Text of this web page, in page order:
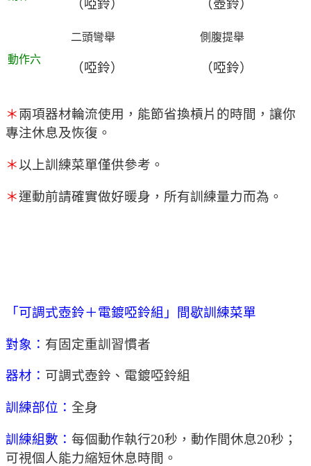
（啞鈴） （壺鈴）
動作六
二頭彎舉
（啞鈴）
側腹提舉
（啞鈴）
＊兩項器材輪流使用，能節省換槓片的時間，讓你
專注休息及恢復。
＊以上訓練菜單僅供參考。
＊運動前請確實做好暖身，所有訓練量力而為。
「可調式壺鈴＋電鍍啞鈴組」間歇訓練菜單
對象： 有固定重訓習慣者
器材： 可調式壺鈴、電鍍啞鈴組
訓練部位： 全身
訓練組數： 每個動作執行20秒，動作間休息20秒；
可視個人能力縮短休息時間。